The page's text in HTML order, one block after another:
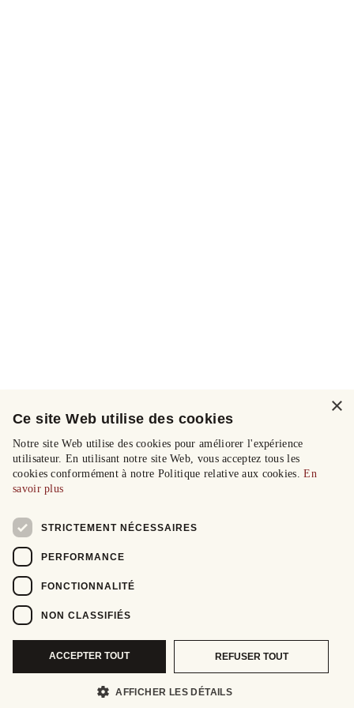
×
Ce site Web utilise des cookies
Notre site Web utilise des cookies pour améliorer l'expérience
utilisateur. En utilisant notre site Web, vous acceptez tous les
cookies conformément à notre Politique relative aux cookies.En
savoir plus
STRICTEMENT NÉCESSAIRES
PERFORMANCE
FONCTIONNALITÉ
NON CLASSIFIÉS
ACCEPTER TOUT REFUSER TOUT
AFFICHER LES DÉTAILS